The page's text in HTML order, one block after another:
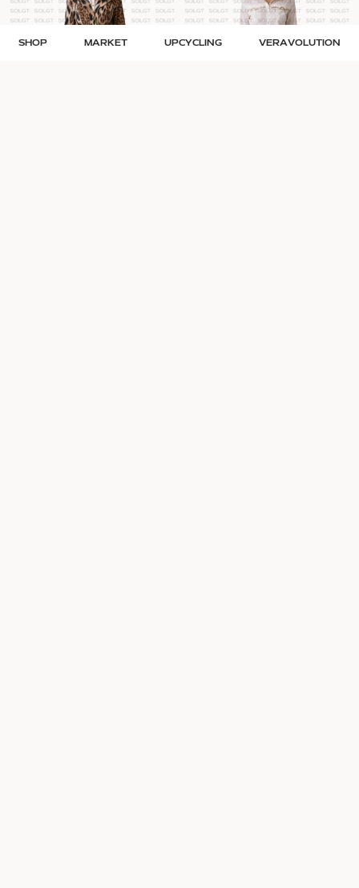
SHOP MARKET UPCYCLING VERAVOLUTION